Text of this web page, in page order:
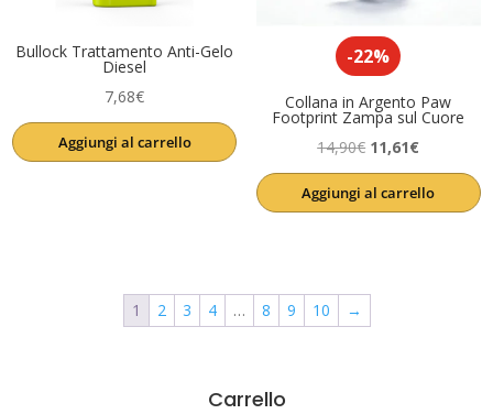
Bullock Trattamento Anti-Gelo
Diesel
7,68€
Aggiungi al carrello
-22%
Collana in Argento Paw
Footprint Zampa sul Cuore
14,90€ Il
prezzo
originale
11,61€Il
prezzo
attuale
Aggiungi al carrello
1 2 3 4 … 8 9 10 →
Carrello